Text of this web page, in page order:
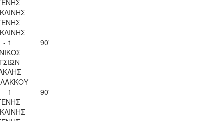
- 1
90'
- 1
90'